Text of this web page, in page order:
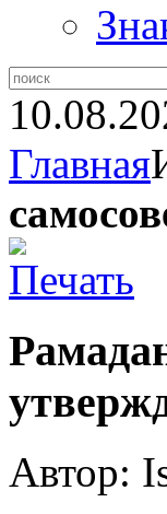
Главная
Автор: